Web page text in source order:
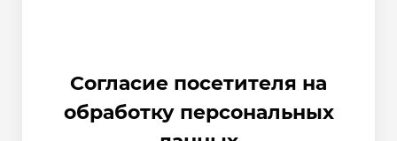
Согласие посетителя на
обработку персональных